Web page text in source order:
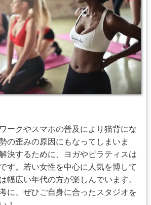
ークやスマホの普及により猫背にな
の歪みの原因にもなってしまいま
決するために、ヨガやピラティスは
す。若い女性を中心に人気を博して
幅広い年代の方が楽しんでいます。
に、ぜひご自身に合ったスタジオを